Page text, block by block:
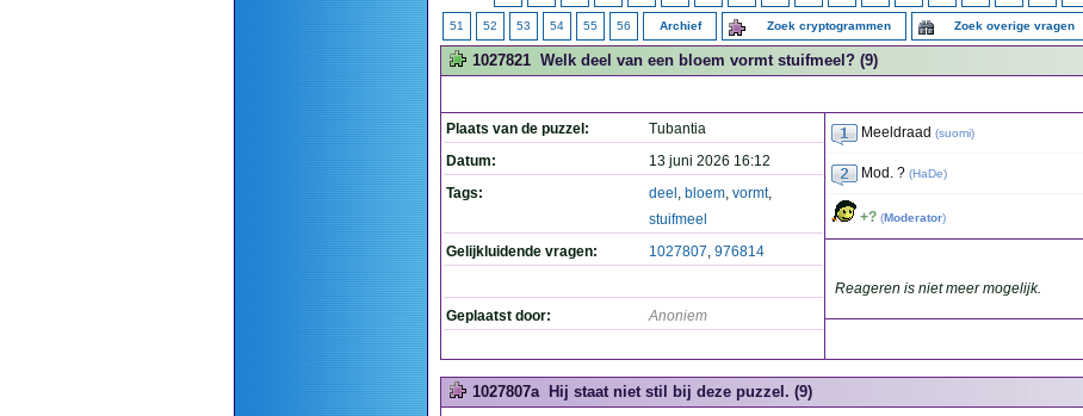
51 52 53 54 55 56 Archief Zoek cryptogrammen Zoek overige vragen
1027821 Welk deel van een bloem vormt stuifmeel? (9)
Plaats van de puzzel:
Tubantia
Datum:
13 juni 2026 16:12
Tags:
deel , bloem, vormt,
stuifmeel
Gelijkluidende vragen:
1027807, 976814
Geplaatst door: Anoniem
Meeldraad (suomi)
Mod. ? (HaDe)
+? (Moderator)
Reageren is niet meer mogelijk.
1027807a Hij staat niet stil bij deze puzzel. (9)